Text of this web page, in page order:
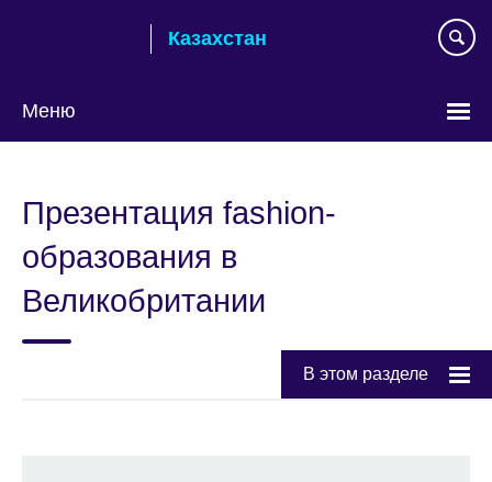
Казахстан
Меню
Презентация fashion-
образования в
Великобритании
В этом разделе